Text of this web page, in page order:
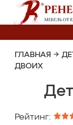
ГЛАВНАЯ →
ДВОИХ
Рейтинг: